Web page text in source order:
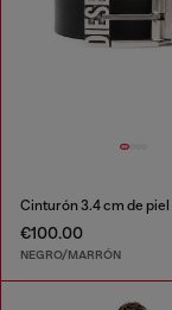
Cinturón 3.4 cm de
€100.00
NEGRO/MARRÓN